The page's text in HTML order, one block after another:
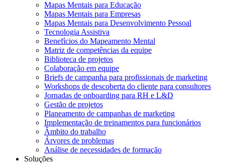
Mapas Mentais para Educação
Mapas Mentais para Empresas
Mapas Mentais para Desenvolvimento Pessoal
Tecnologia Assistiva
Benefícios do Mapeamento Mental
Matriz de competências da equipe
Biblioteca de projetos
Colaboração em equipe
Briefs de campanha para profissionais de marketing
Workshops de descoberta do cliente para consultores
Jornadas de onboarding para RH e L&D
Gestão de projetos
Planeamento de campanhas de marketing
Implementação de treinamentos para funcionários
Âmbito do trabalho
Árvores de problemas
Análise de necessidades de formação
Soluções